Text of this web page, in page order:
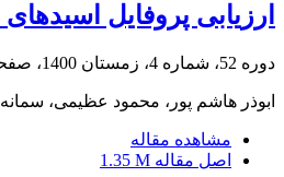
ارزیابی پروفایل
دوره 52، شماره 4، زمستان 1400، صفحه
ابوذر هاشم پور، محمود عظیمی،
مشاهده مقاله
اصل مقاله 1.35 M